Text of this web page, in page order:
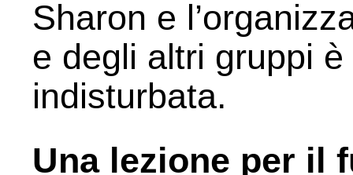
Sharon e
e degli altri gruppi
indisturbata.
Una lezione per il